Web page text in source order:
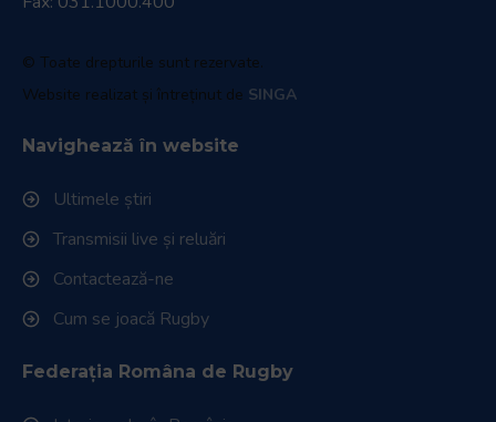
© Toate drepturile sunt rezervate.
Website realizat și întreținut de SINGA
Navighează în website
Ultimele știri
Transmisii live și reluări
Contactează-ne
Cum se joacă Rugby
Federația Româna de Rugby